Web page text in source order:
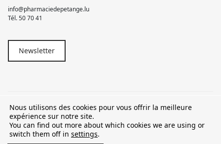
info@pharmaciedepetange.lu
Tél.50 70 41
Newsletter
© 2026 Pharmacie Pétange
TVA LU15581262
Nous utilisons des cookies pour vous offrir la meilleure
expérience sur notre site.
You can find out more about which cookies we are using or
switch them off in settings.